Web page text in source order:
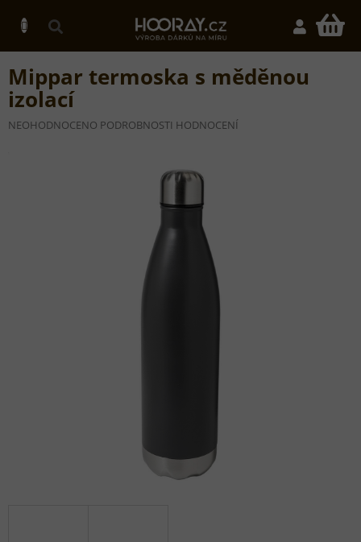
obsah
Mippar termoska s měděnou
izolací
PRŮMĚRNÉ
NEOHODNOCENO PODROBNOSTI HODNOCENÍ